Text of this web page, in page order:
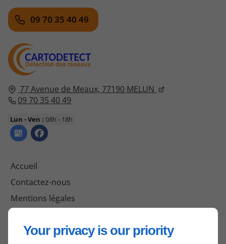
Your privacy is our priority
77 Avenue de Meaux, 77190 MELUN
09 70 35 40 49
Lun - Ven : 08h - 18h
Accueil
Contactez-nous
Mentions légales
09 70 35 40 49